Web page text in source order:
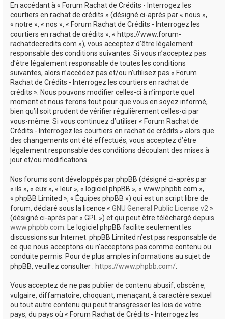
En accédant à « Forum Rachat de Crédits - Interrogez les
courtiers en rachat de crédits » (désigné ci-après par « nous »,
« notre », « nos », « Forum Rachat de Crédits - Interrogez les
courtiers en rachat de crédits », « https://www.forum-
rachatdecredits.com »), vous acceptez d’être légalement
responsable des conditions suivantes. Si vous n’acceptez pas
d’être légalement responsable de toutes les conditions
suivantes, alors n’accédez pas et/ou n’utilisez pas « Forum
Rachat de Crédits - Interrogez les courtiers en rachat de
crédits ». Nous pouvons modifier celles-ci à n’importe quel
moment et nous ferons tout pour que vous en soyez informé,
bien qu’il soit prudent de vérifier régulièrement celles-ci par
vous-même. Si vous continuez d’utiliser « Forum Rachat de
Crédits - Interrogez les courtiers en rachat de crédits » alors que
des changements ont été effectués, vous acceptez d’être
légalement responsable des conditions découlant des mises à
jour et/ou modifications.
Nos forums sont développés par phpBB (désigné ci-après par
« ils », « eux », « leur », « logiciel phpBB », « www.phpbb.com »,
« phpBB Limited », « Équipes phpBB ») qui est un script libre de
forum, déclaré sous la licence « GNU General Public License v2 »
(désigné ci-après par « GPL ») et qui peut être téléchargé depuis
www.phpbb.com . Le logiciel phpBB facilite seulement les
discussions sur Internet. phpBB Limited n’est pas responsable de
ce que nous acceptons ou n’acceptons pas comme contenu ou
conduite permis. Pour de plus amples informations au sujet de
phpBB, veuillez consulter : https://www.phpbb.com/
Vous acceptez de ne pas publier de contenu abusif, obscène,
vulgaire, diffamatoire, choquant, menaçant, à caractère sexuel
ou tout autre contenu qui peut transgresser les lois de votre
pays, du pays où « Forum Rachat de Crédits - Interrogez les